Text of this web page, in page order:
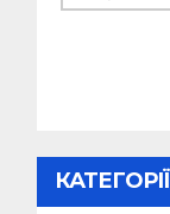
КАТЕГОРІЇ